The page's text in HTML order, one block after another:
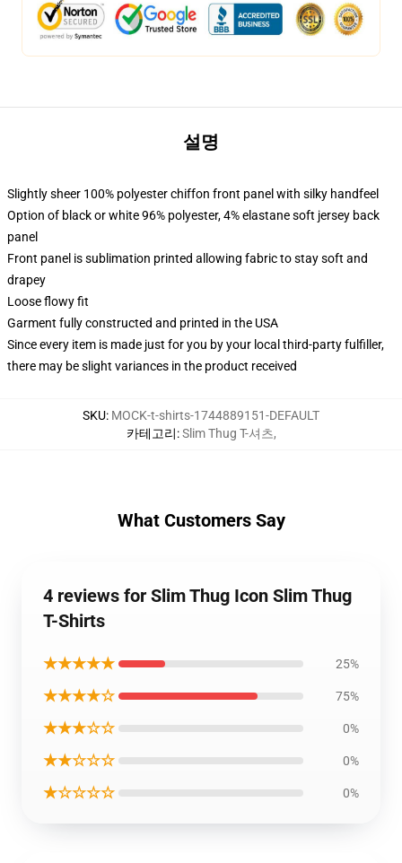
설명
Slightly sheer 100% polyester chiffon front panel with silky handfeel
Option of black or white 96% polyester, 4% elastane soft jersey back
panel
Front panel is sublimation printed allowing fabric to stay soft and
drapey
Loose flowy fit
Garment fully constructed and printed in the USA
Since every item is made just for you by your local third-party fulfiller,
there may be slight variances in the product received
SKU: MOCK-t-shirts-1744889151-DEFAULT
카테고리:Slim Thug T-셔츠,
What Customers Say
4 reviews for Slim Thug Icon Slim Thug
T-Shirts
★★★★★ 25%
★★★★☆ 75%
★★★☆☆ 0%
★★☆☆☆ 0%
★☆☆☆☆ 0%